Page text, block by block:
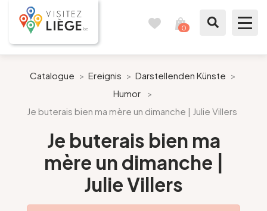
0
Wie ein Bürger von Lüttich
Meinen Aufenthalt vorbereiten
Unsere Vorschläge
Catalogue > Ereignis > Darstellenden Künste >
Humor
>
Je buterais bien ma mère un dimanche | Julie Villers
Je buterais bien ma
mère un dimanche |
Julie Villers